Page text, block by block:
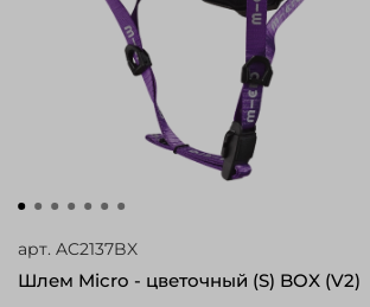
арт. AC2137BX
Шлем Micro - цветочный (S) BOX (V2)